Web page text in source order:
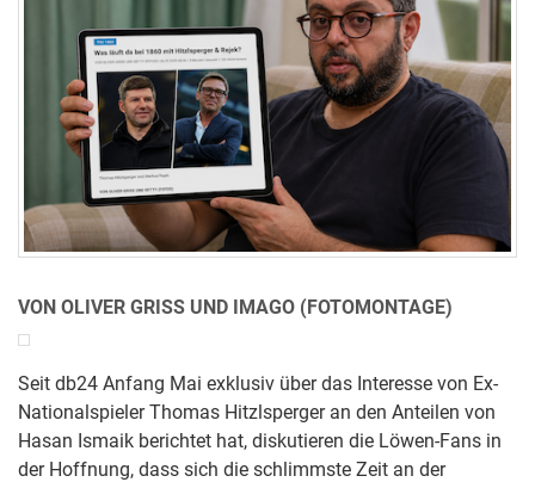
VON OLIVER GRISS UND IMAGO (FOTOMONTAGE)
Seit db24 Anfang Mai exklusiv über das Interesse von Ex-
Nationalspieler Thomas Hitzlsperger an den Anteilen von
Hasan Ismaik berichtet hat, diskutieren die Löwen-Fans in
der Hoffnung, dass sich die schlimmste Zeit an der